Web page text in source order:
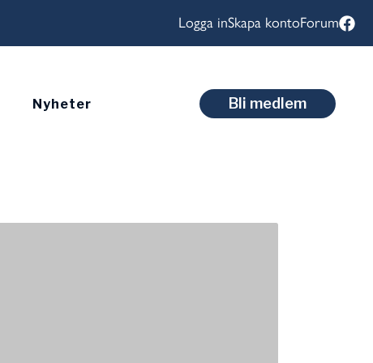
Logga inSkapa kontoForum
Nyheter Bli medlem